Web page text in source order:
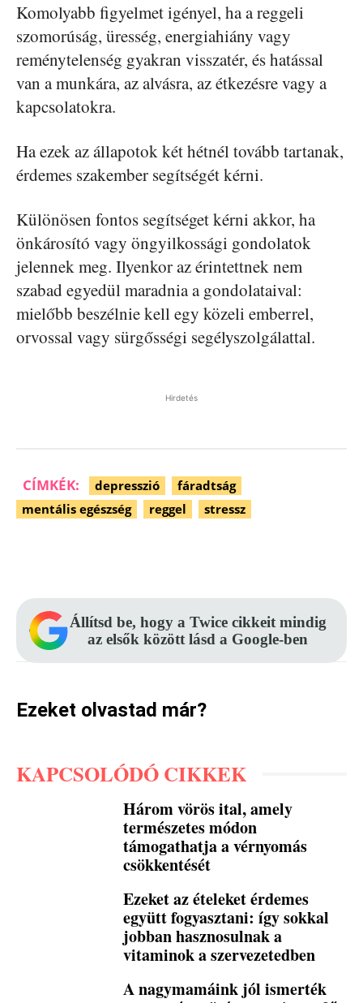
Komolyabb figyelmet igényel, ha a reggeli
szomorúság, üresség, energiahiány vagy
reménytelenség gyakran visszatér, és hatással
van a munkára, az alvásra, az étkezésre vagy a
kapcsolatokra.
Ha ezek az állapotok két hétnél tovább tartanak,
érdemes szakember segítségét kérni.
Különösen fontos segítséget kérni akkor, ha
önkárosító vagy öngyilkossági gondolatok
jelennek meg. Ilyenkor az érintettnek nem
szabad egyedül maradnia a gondolataival:
mielőbb beszélnie kell egy közeli emberrel,
orvossal vagy sürgősségi segélyszolgálattal.
Hirdetés
CÍMKÉK: depresszió
fáradtság
mentális egészség
reggel stressz
Állítsd be, hogy a Twice cikkeit mindig
az elsők között lásd a Google-ben
Ezeket olvastad már?
KAPCSOLÓDÓ CIKKEK
Három vörös ital, amely
természetes módon
támogathatja a vérnyomás
csökkentését
Ezeket az ételeket érdemes
együtt fogyasztani: így sokkal
jobban hasznosulnak a
vitaminok a szervezetedben
A nagymamáink jól ismerték